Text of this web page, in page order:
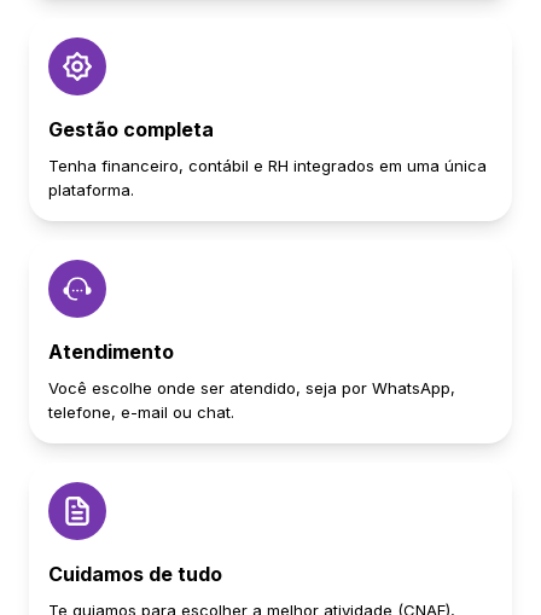
Gestão completa
Tenha financeiro, contábil e RH integrados em uma única
plataforma.
Atendimento
Você escolhe onde ser atendido, seja por WhatsApp,
telefone, e-mail ou chat.
Cuidamos de tudo
Te guiamos para escolher a melhor atividade (CNAE),